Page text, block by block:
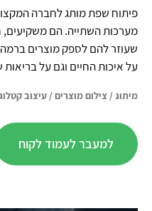
פיתוח שפת מותג לחברה
מערכות השתייה. הם משקיעים,
שעוזר להם לספק מוצרים
על איכות החיים וגם על
מיתוג/ צילום מוצרים/עיצוב
למעבר לעמוד לקוח